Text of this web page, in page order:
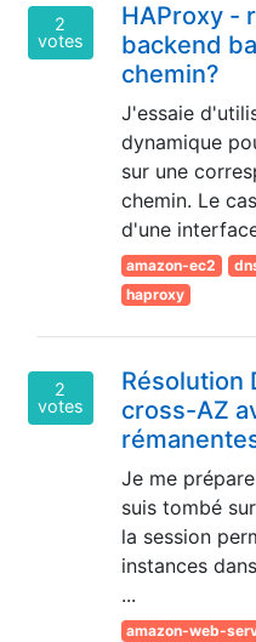
2
votes
HAProxy -
backend
chemin?
J'essaie
dynamique
sur une
chemin. Le
d'une
amazon-ec2
haproxy
2
votes
Résolution
cross-AZ
Je me
suis tombé
la session
instances
...
amazon-web-